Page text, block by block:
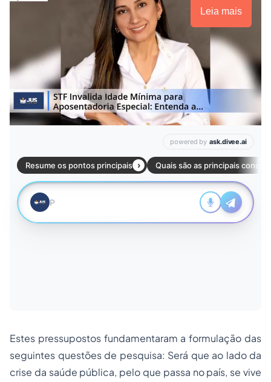
Leia mais
Estes pressupostos fundamentaram a formulação das
seguintes questões de pesquisa: Será que ao lado da
crise da saúde pública, pelo que passa no país, se vive